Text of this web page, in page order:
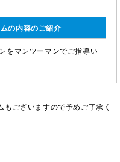
の内容のご紹介
をマンツーマンでご指導い
ございますので予めご了承く